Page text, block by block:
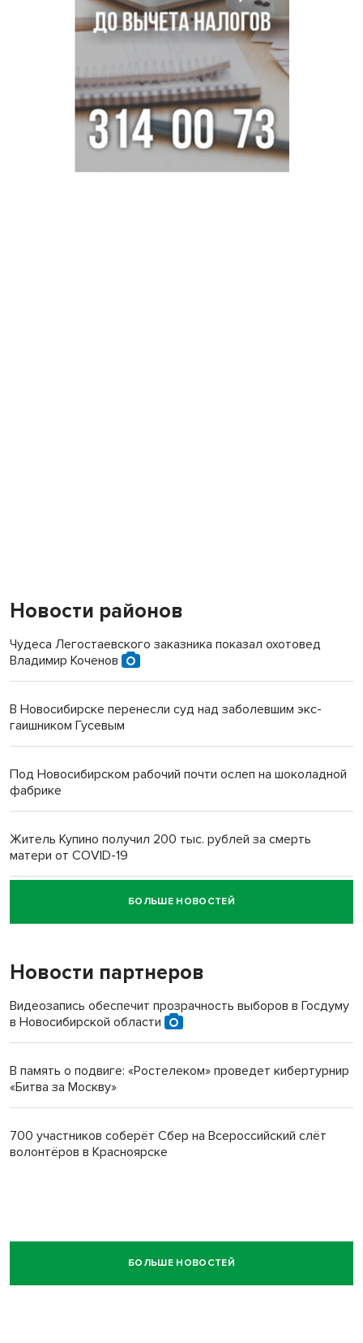
Новости районов
Чудеса Легостаевского заказника показал охотовед
Владимир Коченов
В Новосибирске перенесли суд над заболевшим экс-
гаишником Гусевым
Под Новосибирском рабочий почти ослеп на шоколадной
фабрике
Житель Купино получил 200 тыс. рублей за смерть
матери от COVID-19
Новосибирский суд наказал водителя за смерть
пенсионерки на вокзале
БОЛЬШЕ НОВОСТЕЙ
Новости партнеров
Видеозапись обеспечит прозрачность выборов в Госдуму
в Новосибирской области
В память о подвиге: «Ростелеком» проведет кибертурнир
«Битва за Москву»
700 участников соберёт Сбер на Всероссийский слёт
волонтёров в Красноярске
БОЛЬШЕ НОВОСТЕЙ